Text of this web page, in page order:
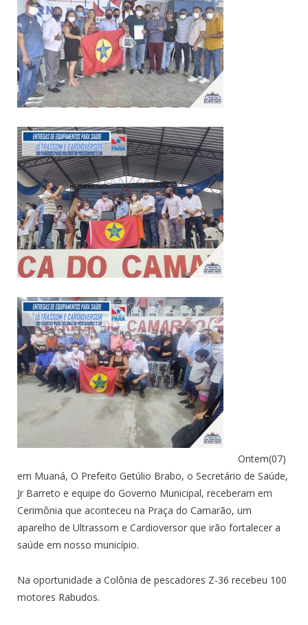
Ontem(07)
em Muaná, O Prefeito Getúlio Brabo, o Secretário de Saúde,
Jr Barreto e equipe do Governo Municipal, receberam em
Cerimônia que aconteceu na Praça do Camarão, um
aparelho de Ultrassom e Cardioversor que irão fortalecer a
saúde em nosso município.
Na oportunidade a Colônia de pescadores Z-36 recebeu 100
motores Rabudos.